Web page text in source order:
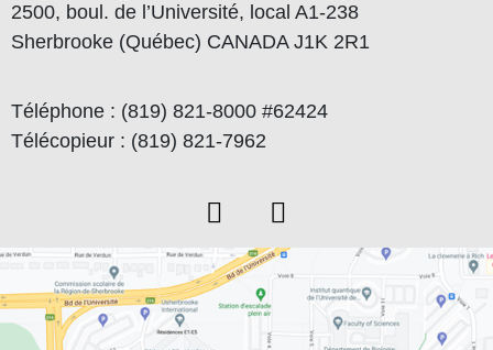
2500, boul. de l’Université, local A1-238
Sherbrooke (Québec) CANADA J1K 2R1
Téléphone : (819) 821-8000 #62424
Télécopieur : (819) 821-7962